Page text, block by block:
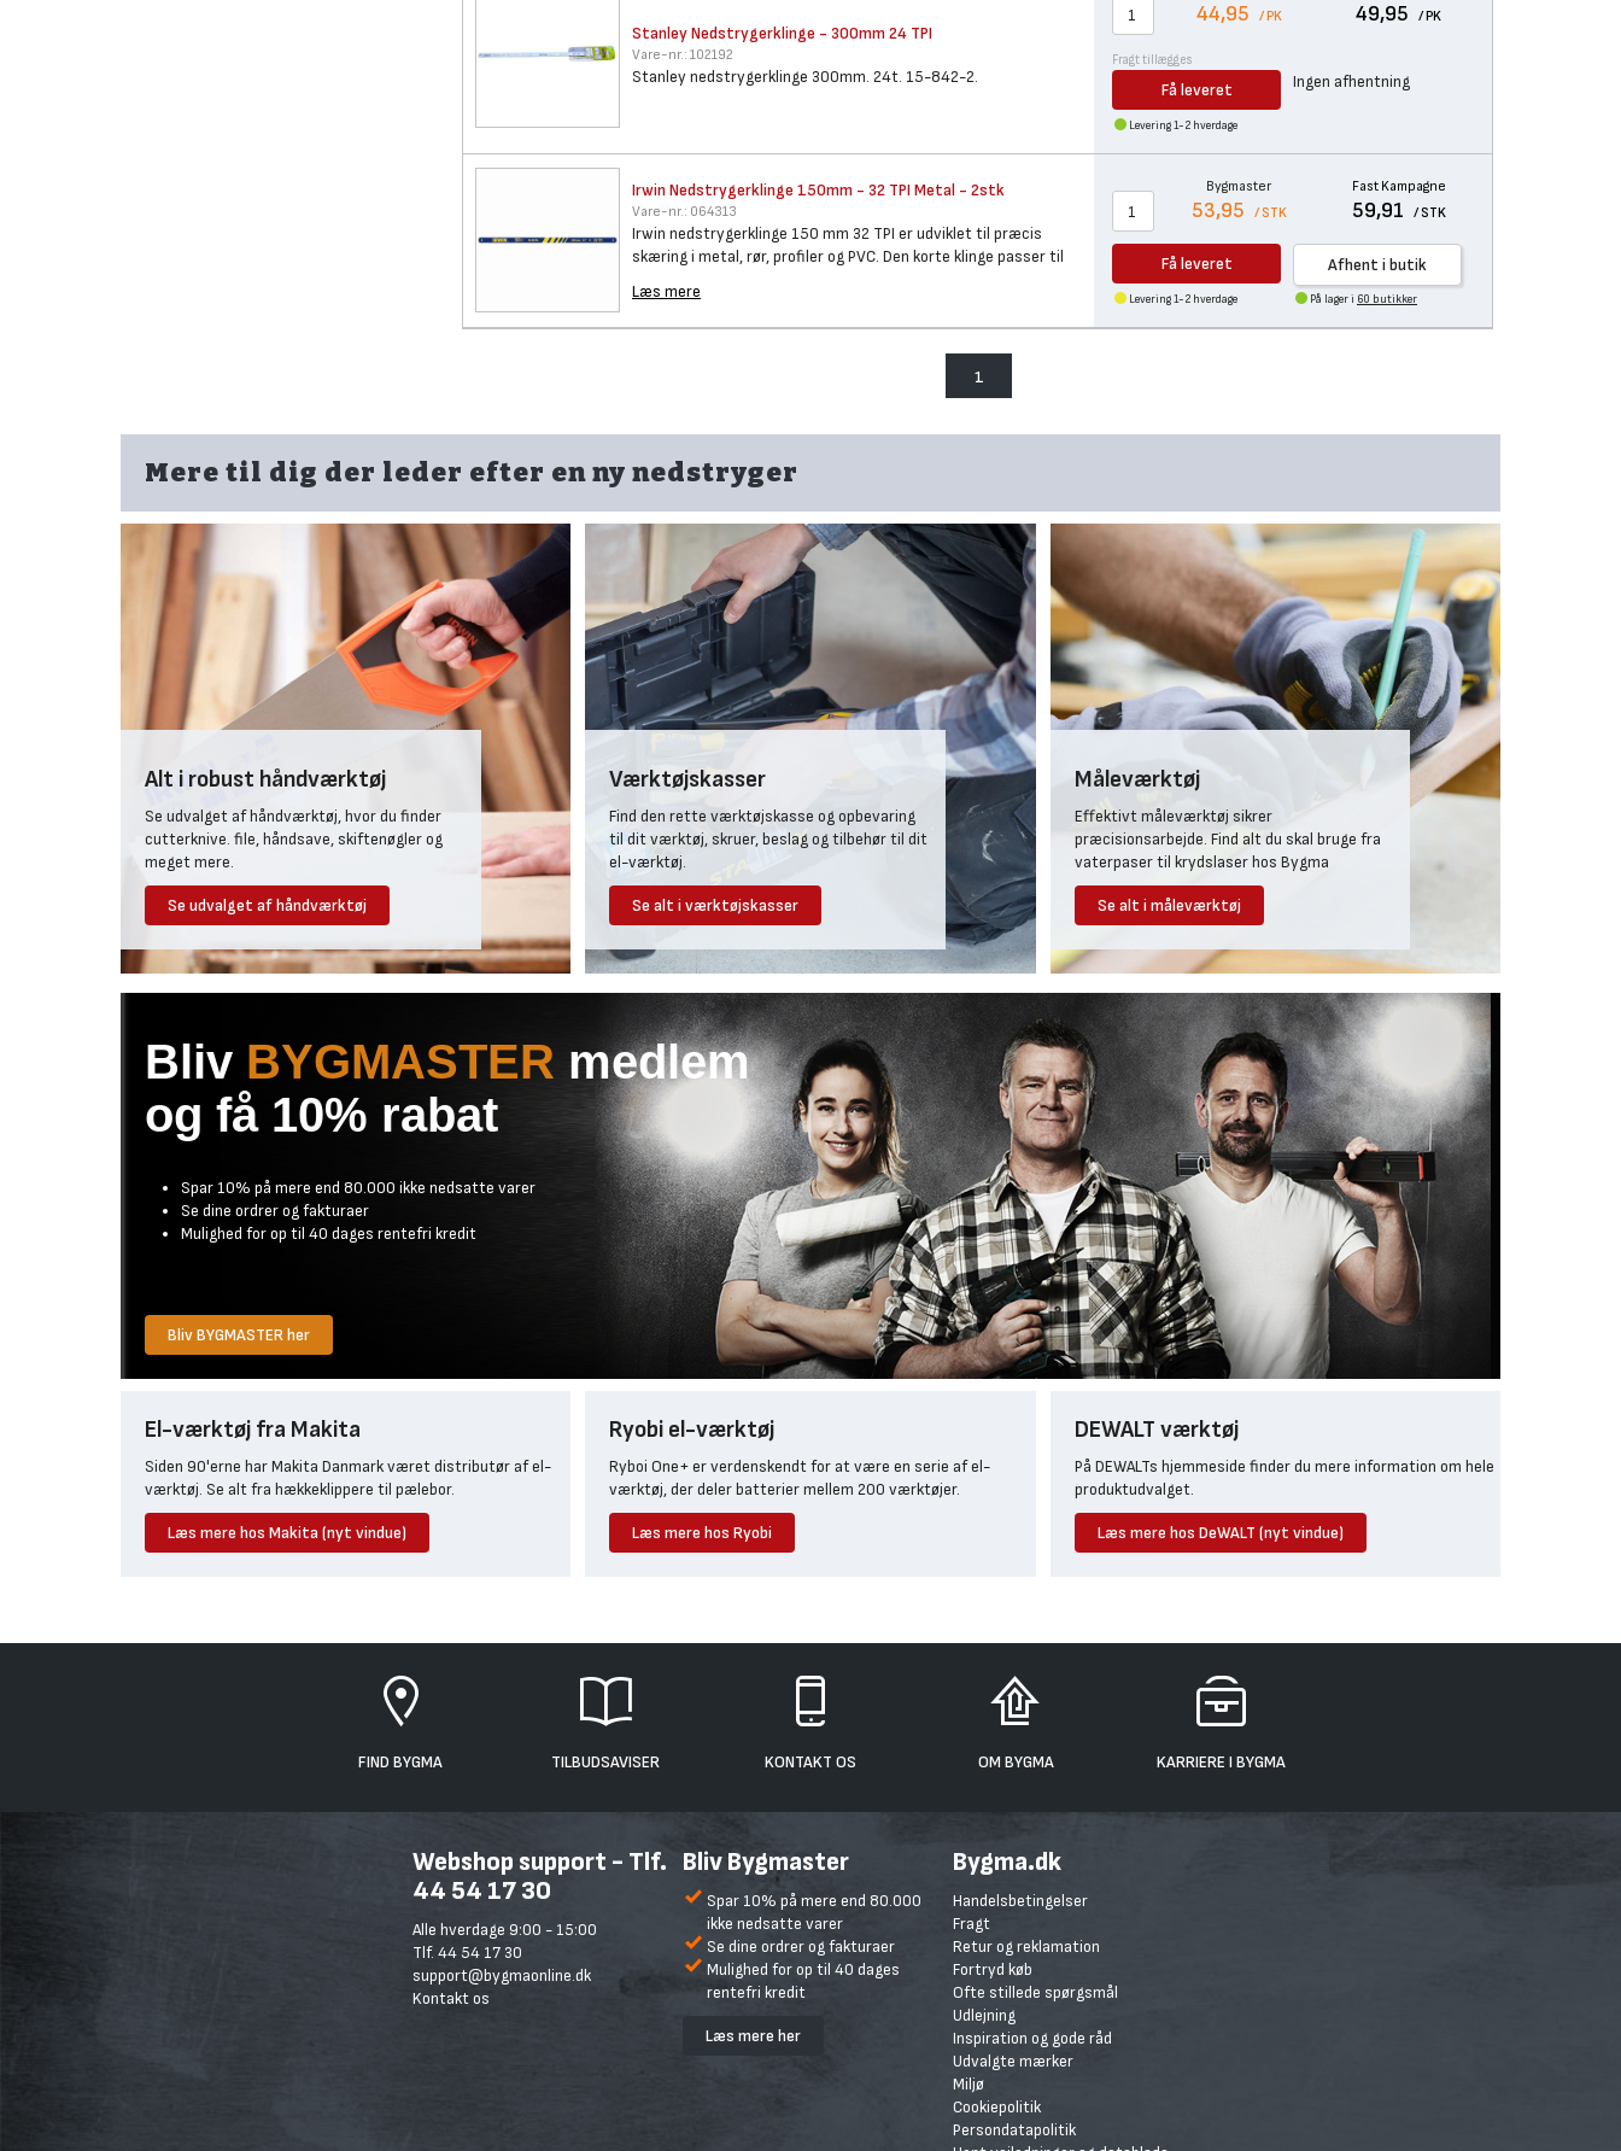
Stanley Nedstrygerklinge - 300mm 24 TPI
Vare-nr.: 102192
Stanley nedstrygerklinge 300mm. 24t. 15-842-2.
44,95 / PK 49,95 / PK
Fragt tillægges
Få leveret Ingen afhentning
Levering 1-2 hverdage
Irwin Nedstrygerklinge 150mm - 32 TPI Metal - 2stk
Vare-nr.: 064313
Irwin nedstrygerklinge 150 mm 32 TPI er udviklet til præcis
skæring i metal, rør, profiler og PVC. Den korte klinge passer til
Læs mere
Bygmaster
53,95 / STK
Fast Kampagne
59,91 / STK
Få leveret Afhent i butik
Levering 1-2 hverdage På lager i 60 butikker
1
Mere til dig der leder efter en ny nedstryger
Alt i robust håndværktøj
Se udvalget af håndværktøj, hvor du finder
cutterknive. file, håndsave, skiftenøgler og
meget mere.
Se udvalget af håndværktøj
Værktøjskasser
Find den rette værktøjskasse og opbevaring
til dit værktøj, skruer, beslag og tilbehør til dit
el-værktøj.
Se alt i værktøjskasser
Måleværktøj
Effektivt måleværktøj sikrer
præcisionsarbejde. Find alt du skal bruge fra
vaterpaser til krydslaser hos Bygma
Se alt i måleværktøj
Bliv BYGMASTER medlem
og få 10% rabat
Spar 10% på mere end 80.000 ikke nedsatte varer
Se dine ordrer og fakturaer
Mulighed for op til 40 dages rentefri kredit
Bliv BYGMASTER her
El-værktøj fra Makita
Siden 90'erne har Makita Danmark været distributør af el-
værktøj. Se alt fra hækkeklippere til pælebor.
Læs mere hos Makita (nyt vindue)
Ryobi el-værktøj
Ryboi One+ er verdenskendt for at være en serie af el-
værktøj, der deler batterier mellem 200 værktøjer.
Læs mere hos Ryobi
DEWALT værktøj
På DEWALTs hjemmeside finder du mere information om hele
produktudvalget.
Læs mere hos DeWALT (nyt vindue)
FIND BYGMA TILBUDSAVISER KONTAKT OS OM BYGMA KARRIERE I BYGMA
Webshop support - Tlf.
44 54 17 30
Alle hverdage 9:00 - 15:00
Tlf. 44 54 17 30
support@bygmaonline.dk
Kontakt os
Bliv Bygmaster
Spar 10% på mere end 80.000
ikke nedsatte varer
Se dine ordrer og fakturaer
Mulighed for op til 40 dages
rentefri kredit
Læs mere her
Bygma.dk
Handelsbetingelser
Fragt
Retur og reklamation
Fortryd køb
Ofte stillede spørgsmål
Udlejning
Inspiration og gode råd
Udvalgte mærker
Miljø
Cookiepolitik
Persondatapolitik